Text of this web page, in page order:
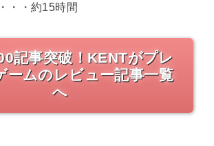
・・約15時間
記事突破！KENTがプレ
ームのレビュー記事一覧
へ